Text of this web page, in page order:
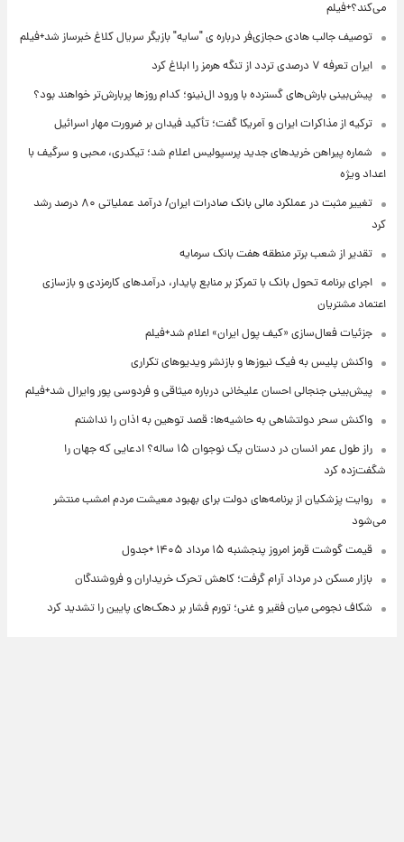
می‌کند؟+فیلم
توصیف جالب هادی حجازی‌فر درباره ی "سایه" بازیگر سریال کلاغ خبرساز شد+فیلم
ایران تعرفه ۷ درصدی تردد از تنگه هرمز را ابلاغ کرد
پیش‌بینی بارش‌های گسترده با ورود ال‌نینو؛ کدام روزها پربارش‌تر خواهند بود؟
ترکیه از مذاکرات ایران و آمریکا گفت؛ تأکید فیدان بر ضرورت مهار اسرائیل
شماره پیراهن خریدهای جدید پرسپولیس اعلام شد؛ تیکدری، محبی و سرگیف با
اعداد ویژه
تغییر مثبت در عملکرد مالی بانک صادرات ایران/ درآمد عملیاتی ۸۰ درصد رشد
کرد
تقدیر از شعب برتر منطقه هفت بانک سرمایه
اجرای برنامه تحول بانک با تمرکز بر منابع پایدار، درآمدهای کارمزدی و بازسازی
اعتماد مشتریان
جزئیات فعال‌سازی «کیف پول ایران» اعلام شد+فیلم
واکنش پلیس به فیک نیوزها و بازنشر ویدیوهای تکراری
پیش‌بینی جنجالی احسان علیخانی درباره میثاقی و فردوسی پور وایرال شد+فیلم
واکنش سحر دولتشاهی به حاشیه‌ها: قصد توهین به اذان را نداشتم
راز طول عمر انسان در دستان یک نوجوان ۱۵ ساله؟ ادعایی که جهان را
شگفت‌زده کرد
روایت پزشکیان از برنامه‌های دولت برای بهبود معیشت مردم امشب منتشر
می‌شود
قیمت گوشت قرمز امروز پنجشنبه ۱۵ مرداد ۱۴۰۵ +جدول
بازار مسکن در مرداد آرام گرفت؛ کاهش تحرک خریداران و فروشندگان
شکاف نجومی میان فقیر و غنی؛ تورم فشار بر دهک‌های پایین را تشدید کرد